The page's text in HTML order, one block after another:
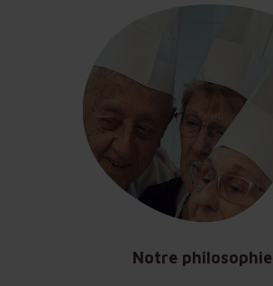
Notre philosophie